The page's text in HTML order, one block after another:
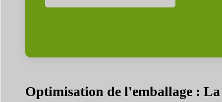
Optimisation de l'emballage :